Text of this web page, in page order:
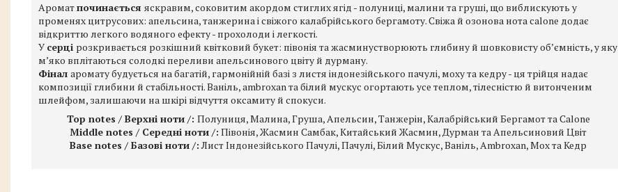
Ароматпочинається яскравим, соковитим акордом стиглих ягід - полуниці, малини та груші, що виблискують у
променях цитрусових: апельсина, танжерина і свіжого калабрійського бергамоту. Свіжа й озонова нота calone додає
відкриттю легкого водяного ефекту - прохолоди і легкості.
У серці розкривається розкішний квітковий букет: півонія та жасминустворюють глибину й шовковисту об’ємність, у яку
м’яко вплітаються солодкі переливи апельсинового цвіту й дурману.
Фінал аромату будується на багатій, гармонійній базі з листя індонезійського пачулі, моху та кедру - ця трійця надає
композиції глибини й стабільності. Ваніль, ambroxan та білий мускус огортають усе теплом, тілесністю й витонченим
шлейфом, залишаючи на шкірі відчуття оксамиту й спокуси.
Top notes / Верхні ноти /: Полуниця, Малина, Груша, Апельсин, Танжерін, Калабрійський Бергамот та Calone
Middle notes / Середні ноти /: Півонія, Жасмин Самбак, Китайський Жасмин, Дурман та Апельсиновий Цвіт
Base notes / Базові ноти /:Лист Індонезійського Пачулі, Пачулі, Білий Мускус, Ваніль, Ambroxan, Мох та Кедр